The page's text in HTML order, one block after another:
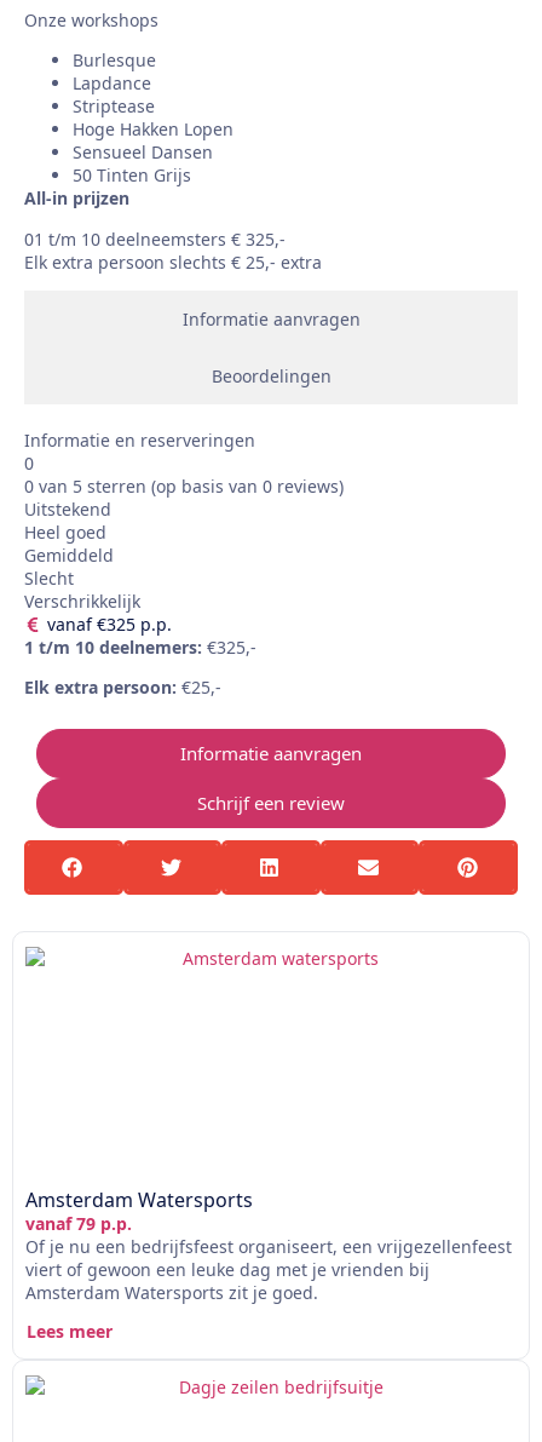
Onze workshops
Burlesque
Lapdance
Striptease
Hoge Hakken Lopen
Sensueel Dansen
50 Tinten Grijs
All-in prijzen
01 t/m 10 deelneemsters € 325,-
Elk extra persoon slechts € 25,- extra
Informatie aanvragen
Beoordelingen
Informatie en reserveringen
0
0 van 5 sterren (op basis van 0 reviews)
Uitstekend
Heel goed
Gemiddeld
Slecht
Verschrikkelijk
vanaf €325 p.p.
1 t/m 10 deelnemers: €325,-
Elk extra persoon: €25,-
Informatie aanvragen
Schrijf een review
Amsterdam Watersports
vanaf 79 p.p.
Of je nu een bedrijfsfeest organiseert, een vrijgezellenfeest
viert of gewoon een leuke dag met je vrienden bij
Amsterdam Watersports zit je goed.
Lees meer